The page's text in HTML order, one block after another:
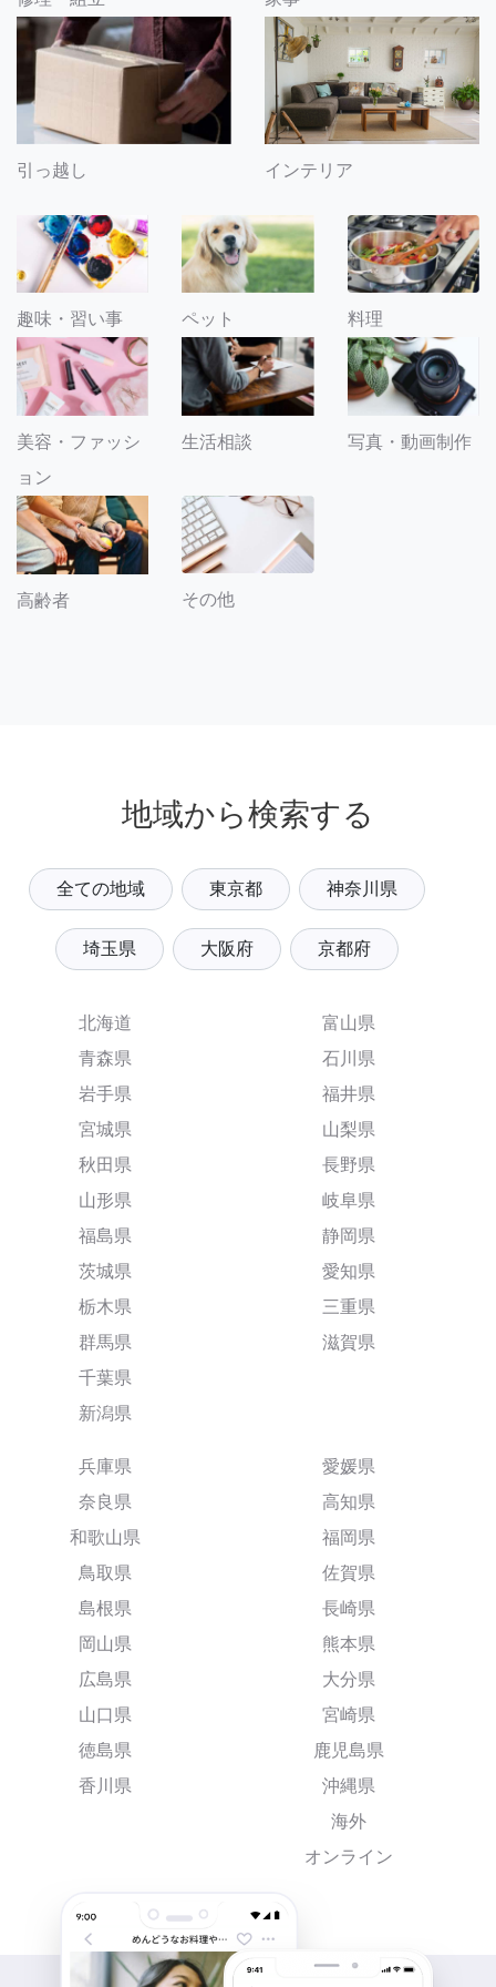
引っ越し インテリア
趣味・習い事 ペット 料理
美容・ファッシ
ョン
生活相談 写真・動画制作
高齢者 その他
地域から検索する
全ての地域 東京都 神奈川県
埼玉県 大阪府 京都府
北海道
青森県
岩手県
宮城県
秋田県
山形県
福島県
茨城県
栃木県
群馬県
千葉県
新潟県
富山県
石川県
福井県
山梨県
長野県
岐阜県
静岡県
愛知県
三重県
滋賀県
兵庫県
奈良県
和歌山県
鳥取県
島根県
岡山県
広島県
山口県
徳島県
香川県
愛媛県
高知県
福岡県
佐賀県
長崎県
熊本県
大分県
宮崎県
鹿児島県
沖縄県
海外
オンライン